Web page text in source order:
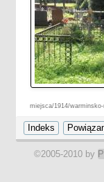
miejsca/1914/
©2005-2010 by